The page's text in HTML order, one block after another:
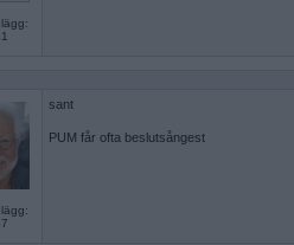
sant
PUM får ofta beslutsångest